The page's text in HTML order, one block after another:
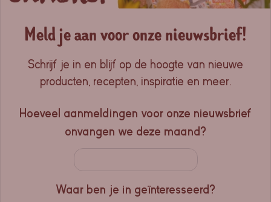
Meld je aan voor onze nieuwsbrief!
Schrijf je in en blijf op de hoogte van nieuwe
producten, recepten, inspiratie en meer.
Hoeveel aanmeldingen voor onze nieuwsbrief
onvangen we deze maand?
Waar ben je in geïnteresseerd?